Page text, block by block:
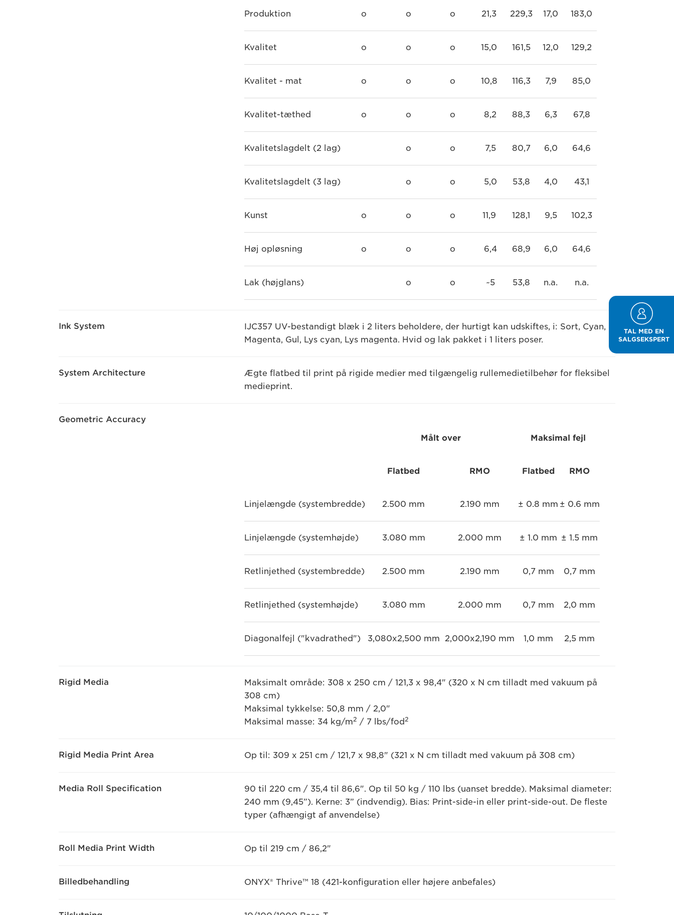
Produktion o o o 21,3 229,3 17,0 183,0
Kvalitet o o o 15,0 161,5 12,0 129,2
Kvalitet - mat o o o 10,8 116,3 7,9 85,0
Kvalitet-tæthed o o o 8,2 88,3 6,3 67,8
Kvalitetslagdelt (2 lag) o o 7,5 80,7 6,0 64,6
Kvalitetslagdelt (3 lag) o o 5,0 53,8 4,0 43,1
Kunst o o o 11,9 128,1 9,5 102,3
Høj opløsning o o o 6,4 68,9 6,0 64,6
Lak (højglans) o o ~5 53,8 n.a. n.a.
Ink System
IJC357 UV-bestandigt blæk i 2 liters beholdere, der hurtigt kan udskiftes, i: Sort, Cyan,
Magenta, Gul, Lys cyan, Lys magenta. Hvid og lak pakket i 1 liters poser.
System Architecture
Ægte flatbed til print på rigide medier med tilgængelig rullemedietilbehør for fleksibel
medieprint.
Geometric Accuracy
Målt over
Maksimal fejl
Flatbed RMO Flatbed RMO
Linjelængde (systembredde) 2.500 mm 2.190 mm ± 0.8 mm ± 0.6 mm
Linjelængde (systemhøjde) 3.080 mm 2.000 mm ± 1.0 mm ± 1.5 mm
Retlinjethed (systembredde) 2.500 mm 2.190 mm 0,7 mm 0,7 mm
Retlinjethed (systemhøjde) 3.080 mm 2.000 mm 0,7 mm 2,0 mm
Diagonalfejl ("kvadrathed") 3,080x2,500 mm 2,000x2,190 mm 1,0 mm 2,5 mm
Rigid Media
Maksimalt område: 308 x 250 cm / 121,3 x 98,4" (320 x N cm tilladt med vakuum på
308 cm)
Maksimal tykkelse: 50,8 mm / 2,0"
Maksimal masse: 34 kg/m2 / 7 lbs/fod2
Rigid Media Print Area Op til: 309 x 251 cm / 121,7 x 98,8" (321 x N cm tilladt med vakuum på 308 cm)
Media Roll Specification
90 til 220 cm / 35,4 til 86,6". Op til 50 kg / 110 lbs (uanset bredde). Maksimal diameter:
240 mm (9,45”). Kerne: 3” (indvendig). Bias: Print-side-in eller print-side-out. De fleste
typer (afhængigt af anvendelse)
Roll Media Print Width Op til 219 cm / 86,2"
Billedbehandling ONYX® Thrive™ 18 (421-konfiguration eller højere anbefales)
TAL MED EN
SALGSEKSPERT